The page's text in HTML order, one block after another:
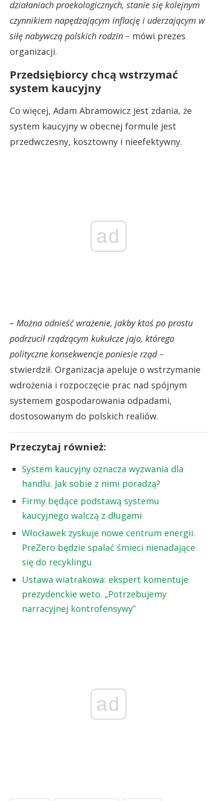
działaniach proekologicznych, stanie się kolejnym
czynnikiem napędzającym inflację i uderzającym w
siłę nabywczą polskich rodzin – mówi prezes
organizacji.
Przedsiębiorcy chcą wstrzymać
system kaucyjny
Co więcej, Adam Abramowicz jest zdania, że
system kaucyjny w obecnej formule jest
przedwczesny, kosztowny i nieefektywny.
ad
– Można odnieść wrażenie, jakby ktoś po prostu
podrzucił rządzącym kukułcze jajo, którego
polityczne konsekwencje poniesie rząd –
stwierdził. Organizacja apeluje o wstrzymanie
wdrożenia i rozpoczęcie prac nad spójnym
systemem gospodarowania odpadami,
dostosowanym do polskich realiów.
Przeczytaj również:
System kaucyjny oznacza wyzwania dla
handlu. Jak sobie z nimi poradzą?
Firmy będące podstawą systemu
kaucyjnego walczą z długami
Włocławek zyskuje nowe centrum energii.
PreZero będzie spalać śmieci nienadające
się do recyklingu
Ustawa wiatrakowa: ekspert komentuje
prezydenckie weto. „Potrzebujemy
narracyjnej kontrofensywy”
ad